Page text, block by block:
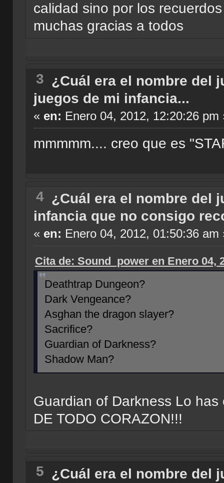
calidad sino por los
muchas gracias a todos
3 ¿Cuál era el nombre del
juegos de mi infancia...
« en: Enero 04, 2012, 12:20:26 pm
mmmmm.... creo que es
4 ¿Cuál era el nombre del
infancia que no consigo
« en: Enero 04, 2012, 01:50:36 am
Cita de: Sound_power en Enero 04,
Deathtrap Dungeon?
Dark Vengeance?
Asghan the dragon slayer?
Sacrifice?
Guardian of Darkness?
Shadow Man?
Guardian of Darkness Lo
DE TODO CORAZON!!!
5 ¿Cuál era el nombre del